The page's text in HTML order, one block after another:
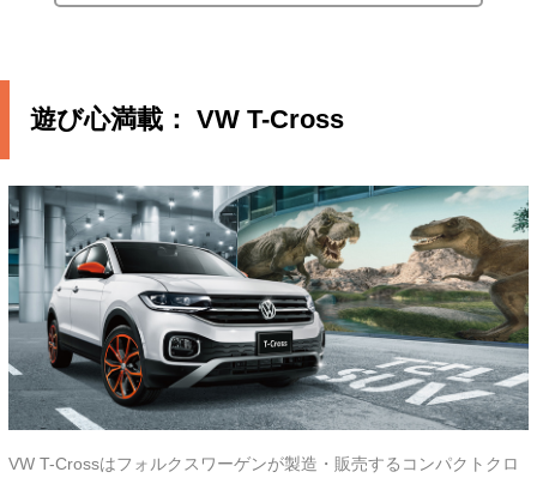
遊び心満載： VW T-Cross
VW T-Crossはフォルクスワーゲンが製造・販売するコンパクトクロ